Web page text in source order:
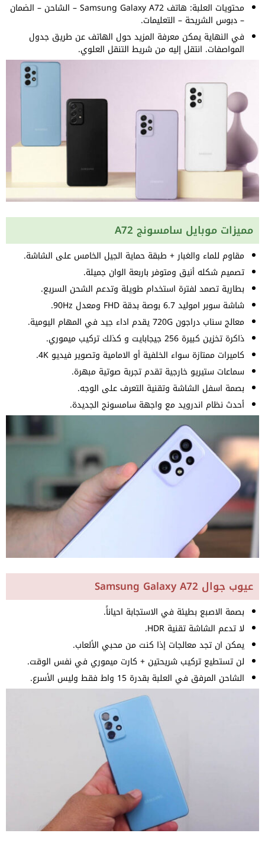
محتويات العلبة: هاتف Samsung Galaxy A72 – الشاحن – الضمان
– دبوس الشريحة – التعليمات.
في النهاية يمكن معرفة المزيد حول الهاتف عن طريق جدول
المواصفات. انتقل إليه من شريط التنقل العلوي.
مميزات موبايل سامسونج A72
مقاوم للماء والغبار + طبقة حماية الجيل الخامس على الشاشة.
تصميم شكله أنيق ومتوفر باربعة الوان جميلة.
بطارية تصمد لفترة استخدام طويلة وتدعم الشحن السريع.
شاشة سوبر اموليد 6.7 بوصة بدقة FHD ومعدل 90Hz.
معالج سناب دراجون 720G يقدم اداء جيد في المهام اليومية.
ذاكرة تخزين كبيرة 256 جيجابايت و كذلك تركيب ميموري.
كاميرات ممتازة سواء الخلفية أو الامامية وتصوير فيديو 4K.
سماعات ستيريو خارجية تقدم تجربة صوتية مبهرة.
بصمة اسفل الشاشة وتقنية التعرف على الوجه.
أحدث نظام اندرويد مع واجهة سامسونج الجديدة.
عيوب جوال Samsung Galaxy A72
بصمة الاصبع بطيئة في الاستجابة احياناً.
لا تدعم الشاشة تقنية HDR.
يمكن ان تجد معالجات إذا كنت من محبي الألعاب.
لن تستطيع تركيب شريحتين + كارت ميموري في نفس الوقت.
الشاحن المرفق في العلبة بقدرة 15 واط فقط وليس الأسرع.